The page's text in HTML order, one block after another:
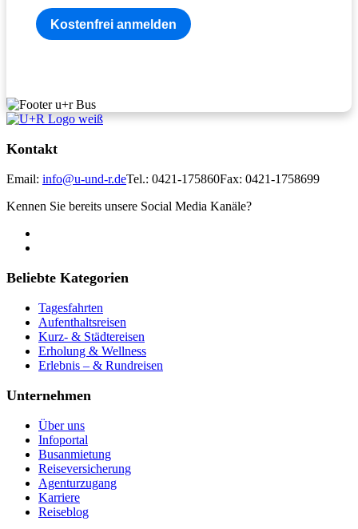
Kostenfrei anmelden
Kontakt
Email: info@u-und-r.deTel.: 0421-175860Fax: 0421-1758699
Kennen Sie bereits unsere Social Media Kanäle?
Beliebte Kategorien
Tagesfahrten
Aufenthaltsreisen
Kurz- & Städtereisen
Erholung & Wellness
Erlebnis – & Rundreisen
Unternehmen
Über uns
Infoportal
Busanmietung
Reiseversicherung
Agenturzugang
Karriere
Reiseblog